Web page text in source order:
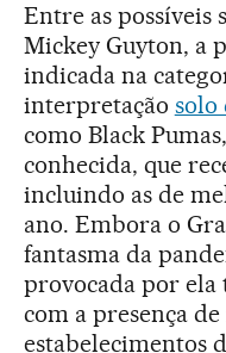
Entre as possíveis
Mickey Guyton, a
indicada na
interpretação solo
como Black
conhecida, que
incluindo as de
ano. Embora o
fantasma da
provocada por ela
com a presença
estabelecimentos